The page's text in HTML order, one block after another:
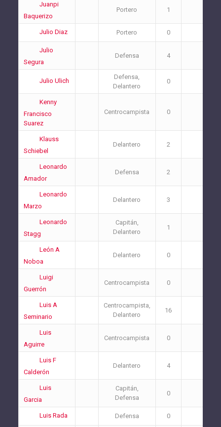
Juanpi
Baquerizo
Portero 1
Julio Diaz Portero 0
Julio
Segura
Defensa 4
Julio Ulich
Defensa,
Delantero
0
Kenny
Francisco
Suarez
Centrocampista 0
Klauss
Schiebel
Delantero 2
Leonardo
Amador
Defensa 2
Leonardo
Marzo
Delantero 3
Leonardo
Stagg
Capitán,
Delantero
1
León A
Noboa
Delantero 0
Luigi
Guerrón
Centrocampista 0
Luis A
Seminario
Centrocampista,
Delantero
16
Luis
Aguirre
Centrocampista 0
Luis F
Calderón
Delantero 4
Luis
Garcia
Capitán,
Defensa
0
Luis Rada Defensa 0